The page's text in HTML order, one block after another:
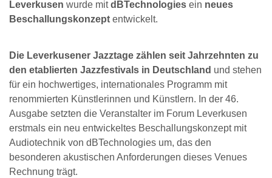
Leverkusen wurde mitdBTechnologies ein neues
Beschallungskonzept entwickelt.
Die Leverkusener Jazztage zählen seit Jahrzehnten zu
den etablierten Jazzfestivals in Deutschland und stehen
für ein hochwertiges, internationales Programm mit
renommierten Künstlerinnen und Künstlern. In der 46.
Ausgabe setzten die Veranstalter im Forum Leverkusen
erstmals ein neu entwickeltes Beschallungskonzept mit
Audiotechnik von dBTechnologies um, das den
besonderen akustischen Anforderungen dieses Venues
Rechnung trägt.